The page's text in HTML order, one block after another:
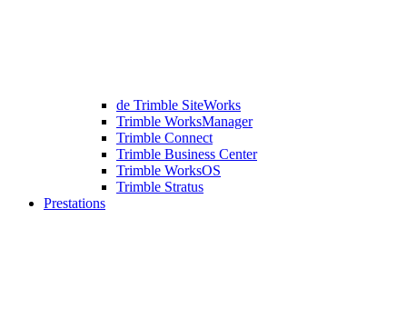
de Trimble SiteWorks
Trimble WorksManager
Trimble Connect
Trimble Business Center
Trimble WorksOS
Trimble Stratus
Prestations